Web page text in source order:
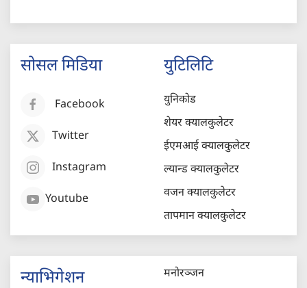
सोसल मिडिया
Facebook
Twitter
Instagram
Youtube
युटिलिटि
युनिकोड
शेयर क्यालकुलेटर
ईएमआई क्यालकुलेटर
ल्यान्ड क्यालकुलेटर
वजन क्यालकुलेटर
तापमान क्यालकुलेटर
न्याभिगेशन मनोरञ्जन